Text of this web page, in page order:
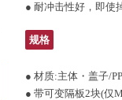
● 耐冲击性好，即使
规格
● 材质:主体・盖子/
● 带可变隔板2块(仅